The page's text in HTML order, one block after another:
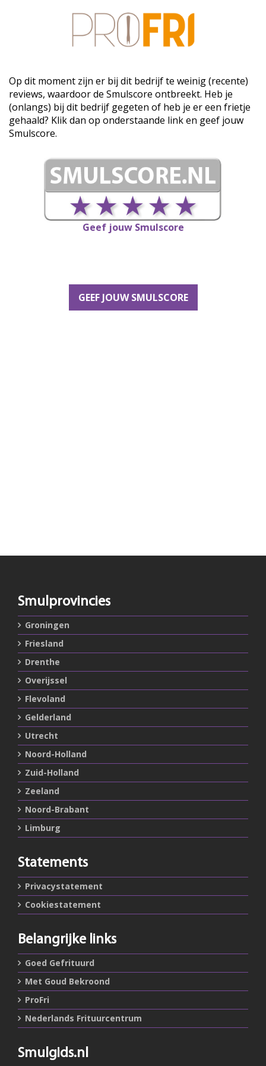
Op dit moment zijn er bij dit bedrijf te weinig (recente)
reviews, waardoor de Smulscore ontbreekt. Heb je
(onlangs) bij dit bedrijf gegeten of heb je er een frietje
gehaald? Klik dan op onderstaande link en geef jouw
Smulscore.
Geef jouw Smulscore
GEEF JOUW SMULSCORE
Smulprovincies
Groningen
Friesland
Drenthe
Overijssel
Flevoland
Gelderland
Utrecht
Noord-Holland
Zuid-Holland
Zeeland
Noord-Brabant
Limburg
Statements
Privacystatement
Cookiestatement
Belangrijke links
Goed Gefrituurd
Met Goud Bekroond
ProFri
Nederlands Frituurcentrum
Smulgids.nl